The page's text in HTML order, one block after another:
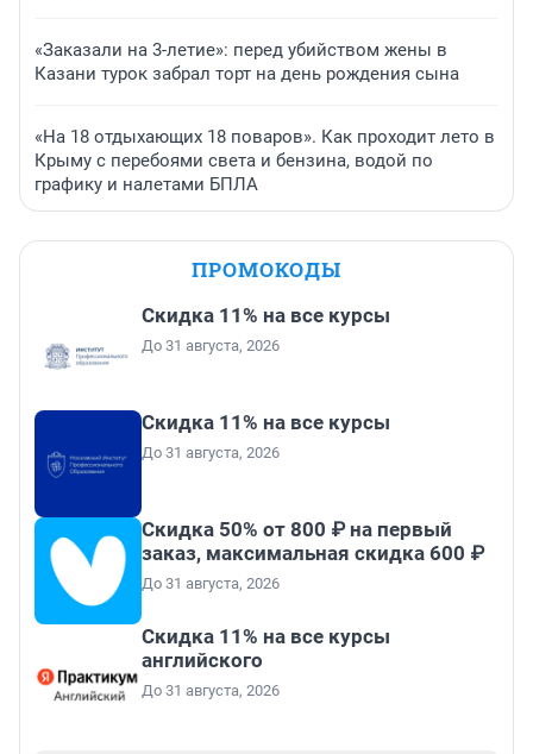
«Заказали на 3-летие»: перед убийством жены в
Казани турок забрал торт на день рождения сына
«На 18 отдыхающих 18 поваров». Как проходит лето в
Крыму с перебоями света и бензина, водой по
графику и налетами БПЛА
ПРОМОКОДЫ
Скидка 11% на все курсы
До 31 августа, 2026
Скидка 11% на все курсы
До 31 августа, 2026
Скидка 50% от 800 ₽ на первый
заказ, максимальная скидка 600 ₽
До 31 августа, 2026
Скидка 11% на все курсы
английского
До 31 августа, 2026